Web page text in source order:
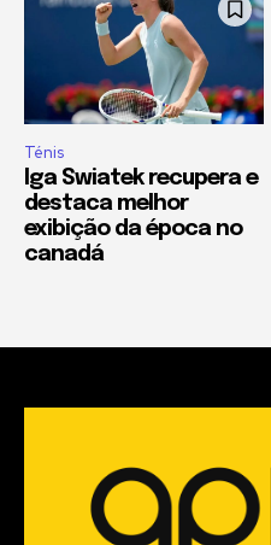
Ténis
Iga Swiatek recupera e
destaca melhor
exibição da época no
canadá